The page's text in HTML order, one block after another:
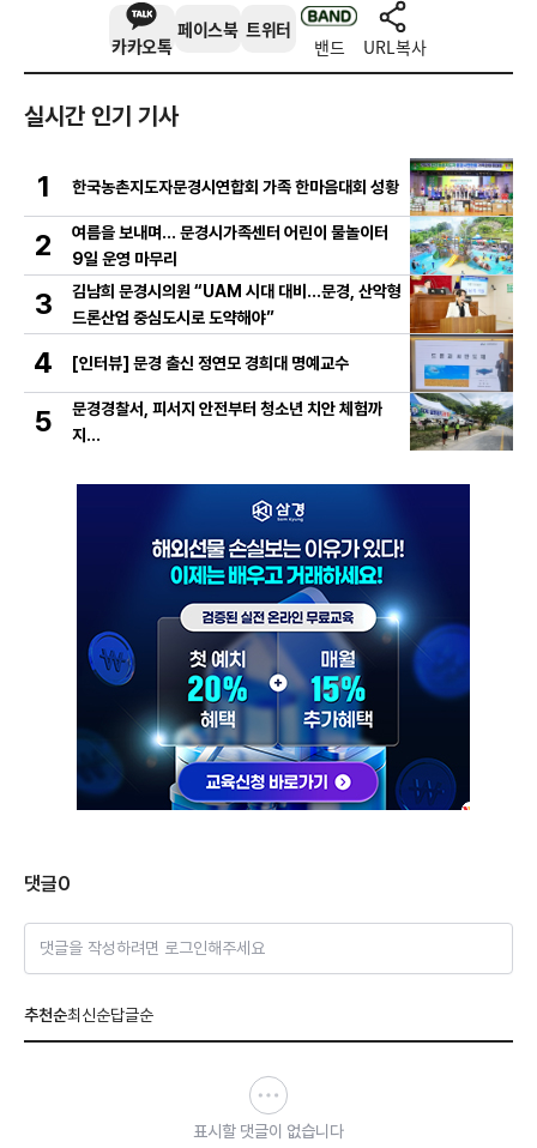
카카오톡
페이스북 트위터
밴드 URL복사
실시간 인기 기사
1 한국농촌지도자문경시연합회 가족 한마음대회 성황
2
여름을 보내며… 문경시가족센터 어린이 물놀이터
9일 운영 마무리
3
김남희 문경시의원 “UAM 시대 대비…문경, 산악형
드론산업 중심도시로 도약해야”
4 [인터뷰] 문경 출신 정연모 경희대 명예교수
5
문경경찰서, 피서지 안전부터 청소년 치안 체험까
지…
댓글0
댓글을 작성하려면 로그인해주세요
추천순최신순답글순
표시할 댓글이 없습니다